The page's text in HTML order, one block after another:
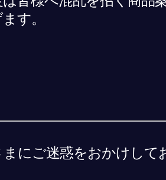
す。
にご迷惑をおかけし